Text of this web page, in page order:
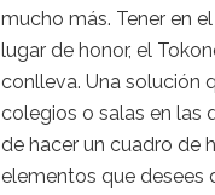
mucho más. Tener en
lugar de honor, el
conlleva. Una solución
colegios o salas en las
de hacer un cuadro de
elementos que desees